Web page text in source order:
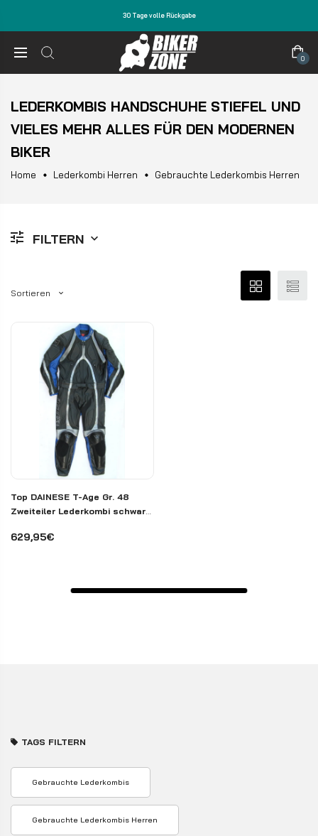
30 Tage volle Rückgabe
0
LEDERKOMBIS HANDSCHUHE STIEFEL UND
VIELES MEHR ALLES FÜR DEN MODERNEN
BIKER
Home Lederkombi Herren Gebrauchte Lederkombis Herren
FILTERN
Sortieren
Top DAINESE T-Age Gr. 48
Zweiteiler Lederkombi schwarz
629,95€
TAGS FILTERN
Gebrauchte Lederkombis
Gebrauchte Lederkombis Herren